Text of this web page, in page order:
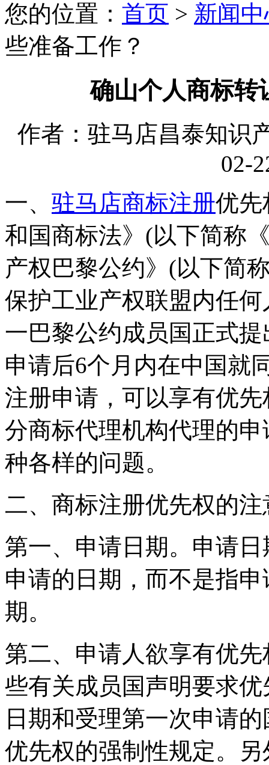
您的位置： 首页 > 新闻
些准备工作？
确山个人商标转
作者：驻马店昌泰知识
02-
一、 驻马店商标注册优先
和国商标法》(以下简称
产权巴黎公约》(以下简
保护工业产权联盟内任
一巴黎公约成员国正式
申请后6个月内在中国就
注册申请，可以享有优
分商标代理机构代理的
种各样的问题。
二、商标注册优先权的
第一、申请日期。申请
申请的日期，而不是指
期。
第二、申请人欲享有优
些有关成员国声明要求
日期和受理第一次申请
优先权的强制性规定。